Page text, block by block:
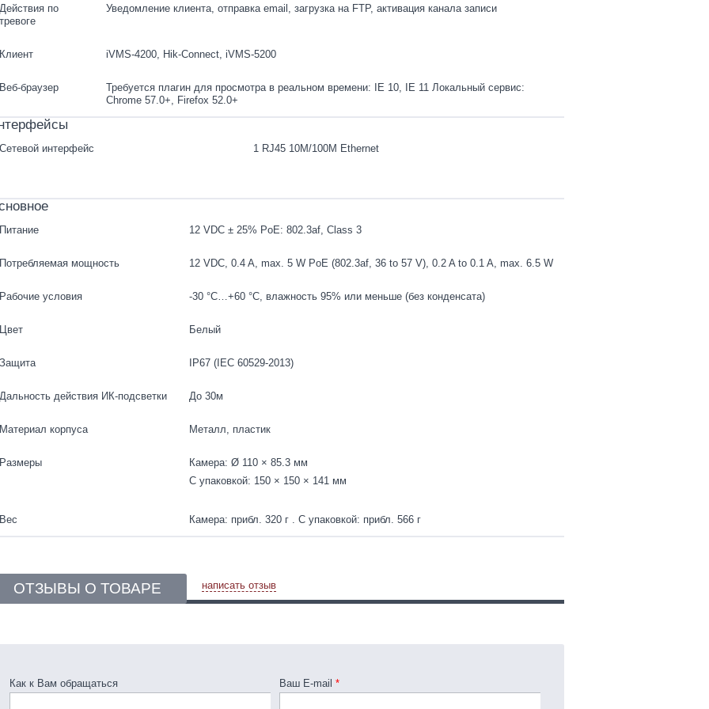
по
Уведомление клиента, отправка email, загрузка на FTP, активация канала записи
iVMS-4200, Hik-Connect, iVMS-5200
браузер
Требуется плагин для просмотра в реальном времени: IE 10, IE 11 Локальный сервис:
Chrome 57.0+, Firefox 52.0+
интерфейс 1 RJ45 10M/100M Ethernet
12 VDC ± 25% PoE: 802.3af, Class 3
мощность 12 VDC, 0.4 A, max. 5 W PoE (802.3af, 36 to 57 V), 0.2 A to 0.1 A, max. 6.5 W
условия -30 °C…+60 °C, влажность 95% или меньше (без конденсата)
Белый
IP67 (IEC 60529-2013)
действия ИК-подсветки До 30м
корпуса Металл, пластик
Камера: Ø 110 × 85.3 мм
С упаковкой: 150 × 150 × 141 мм
Камера: прибл. 320 г . С упаковкой: прибл. 566 г
ОТЗЫВЫ О ТОВАРЕ написать отзыв
Как к Вам обращаться Ваш E-mail *